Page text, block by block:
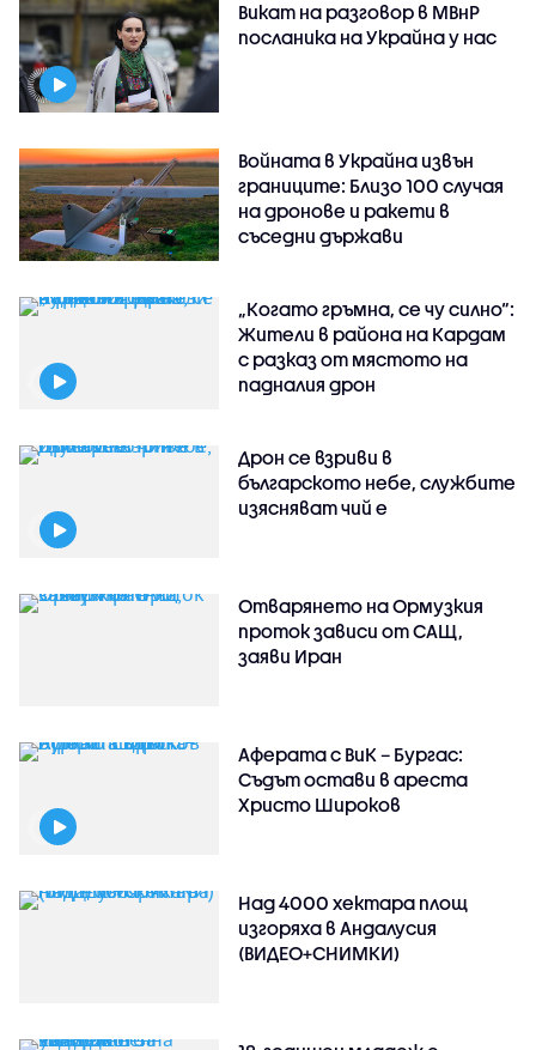
Викат на разговор в МВнР
посланика на Украйна у нас
Войната в Украйна извън
границите: Близо 100 случая
на дронове и ракети в
съседни държави
„Когато гръмна, се чу силно“:
Жители в района на Кардам
с разказ от мястото на
падналия дрон
Дрон се взриви в
българското небе, службите
изясняват чий е
Отварянето на Ормузкия
проток зависи от САЩ,
заяви Иран
Аферата с ВиК – Бургас:
Съдът остави в ареста
Христо Широков
Над 4000 хектара площ
изгоряха в Андалусия
(ВИДЕО+СНИМКИ)